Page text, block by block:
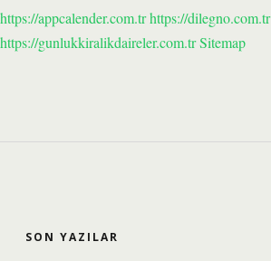
https://appcalender.com.trhttps://dilegno.com.tr
https://gunlukkiralikdaireler.com.trSitemap
SON YAZILAR